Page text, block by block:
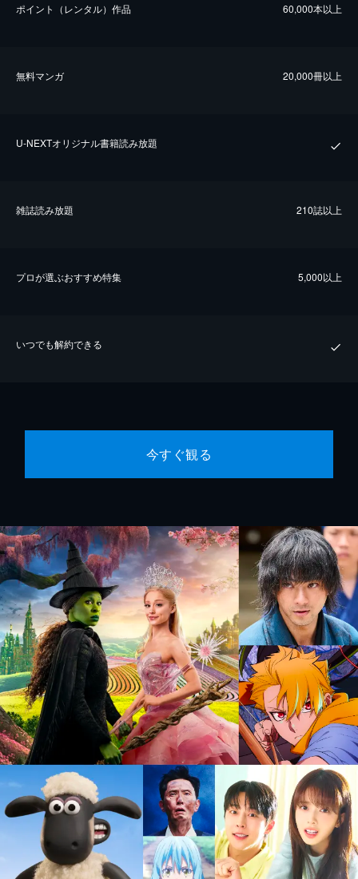
ポイント（レンタル）作品 60,000本以上
無料マンガ 20,000冊以上
U-NEXTオリジナル書籍読み放題
雑誌読み放題 210誌以上
プロが選ぶおすすめ特集 5,000以上
いつでも解約できる
今すぐ観る